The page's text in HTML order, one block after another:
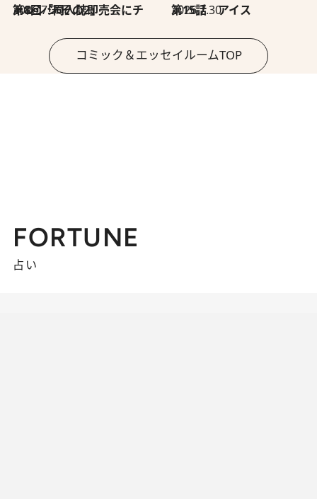
2026.7.30
第8回「同人誌即売会にチャレンジ その2」 2026.7.30
第15話 アイス
コミック＆エッセイルームTOP
FORTUNE
占い